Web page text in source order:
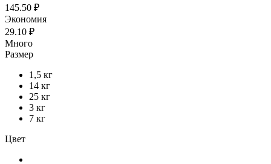
145.50 ₽
Экономия
29.10 ₽
Много
Размер
1,5 кг
14 кг
25 кг
3 кг
7 кг
Цвет